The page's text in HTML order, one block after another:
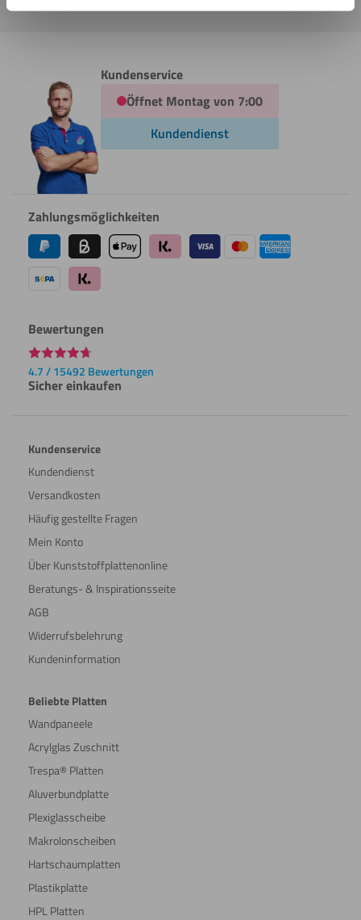
Kundenservice
Öffnet Montag von 7:00
Kundendienst
Zahlungsmöglichkeiten
Bewertungen
4.7 / 15492 Bewertungen
Sicher einkaufen
Kundenservice
Kundendienst
Versandkosten
Häufig gestellte Fragen
Mein Konto
Über Kunststoffplattenonline
Beratungs- & Inspirationsseite
AGB
Widerrufsbelehrung
Kundeninformation
Beliebte Platten
Wandpaneele
Acrylglas Zuschnitt
Trespa® Platten
Aluverbundplatte
Plexiglasscheibe
Makrolonscheiben
Hartschaumplatten
Plastikplatte
HPL Platten